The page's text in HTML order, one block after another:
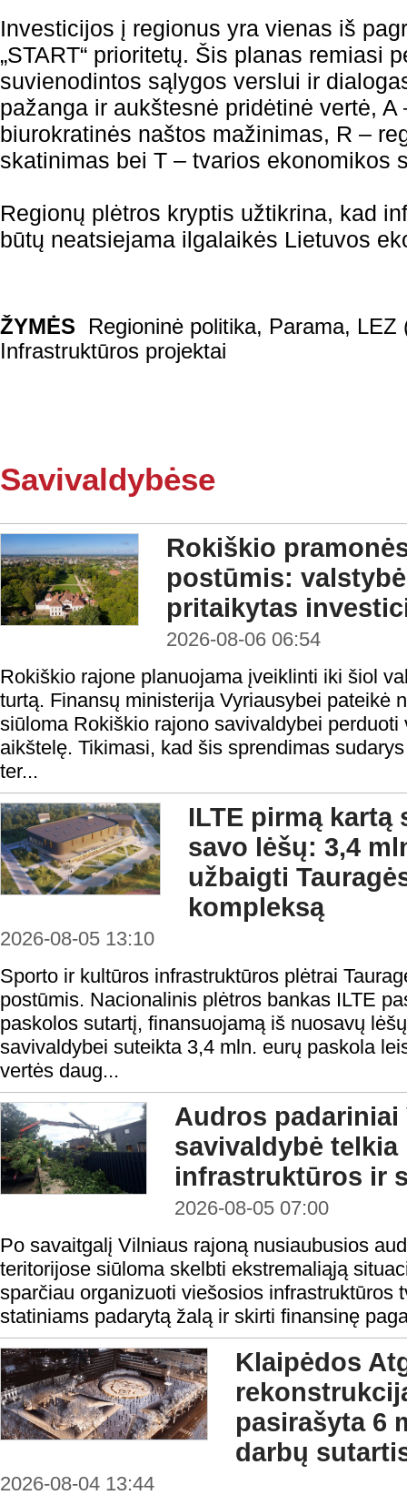
Investicijos į regionus yra vienas iš
„START“ prioritetų. Šis planas remiasi
suvienodintos sąlygos verslui ir
pažanga ir aukštesnė pridėtinė vertė,
biurokratinės naštos mažinimas, R –
skatinimas bei T – tvarios ekonomikos
Regionų plėtros kryptis užtikrina, kad
būtų neatsiejama ilgalaikės Lietuvos
ŽYMĖS Regioninė politika, Parama, LEZ
Infrastruktūros projektai
Savivaldybėse
Rokiškio
postūmis:
pritaikytas
2026-08-06 06:54
Rokiškio rajone planuojama įveiklinti iki šiol
turtą. Finansų ministerija Vyriausybei pateikė
siūloma Rokiškio rajono savivaldybei
aikštelę. Tikimasi, kad šis sprendimas
ter...
ILTE pirmą kartą
savo lėšų: 3,4
užbaigti
kompleksą
2026-08-05 13:10
Sporto ir kultūros infrastruktūros plėtrai
postūmis. Nacionalinis plėtros bankas ILTE
paskolos sutartį, finansuojamą iš nuosavų
savivaldybei suteikta 3,4 mln. eurų paskola
vertės daug...
Audros
savivaldybė telkia
infrastruktūros ir
2026-08-05 07:00
Po savaitgalį Vilniaus rajoną nusiaubusios
teritorijose siūloma skelbti ekstremaliąją
sparčiau organizuoti viešosios infrastruktūros
statiniams padarytą žalą ir skirti finansinę
Klaipėdos
pasirašyta 6
darbų
2026-08-04 13:44